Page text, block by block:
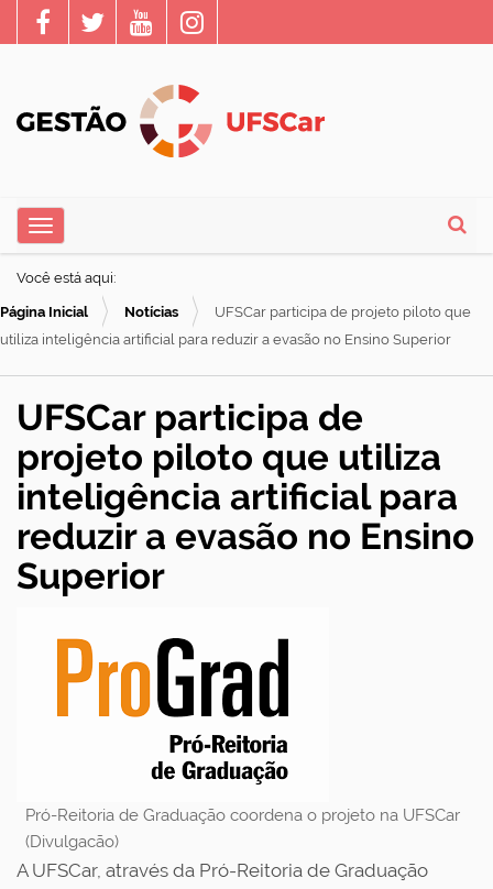
Busca
e
g
Toggle navigation
Você está aqui:
Página Inicial Notícias
UFSCar participa de projeto piloto que
utiliza inteligência artificial para reduzir a evasão no Ensino Superior
UFSCar participa de
projeto piloto que utiliza
inteligência artificial para
reduzir a evasão no Ensino
Superior
Pró-Reitoria de Graduação coordena o projeto na UFSCar
(Divulgacão)
A UFSCar, através da Pró-Reitoria de Graduação